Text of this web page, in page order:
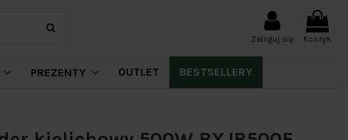
Zaloguj się Koszyk
PREZENTY OUTLET BESTSELLERY